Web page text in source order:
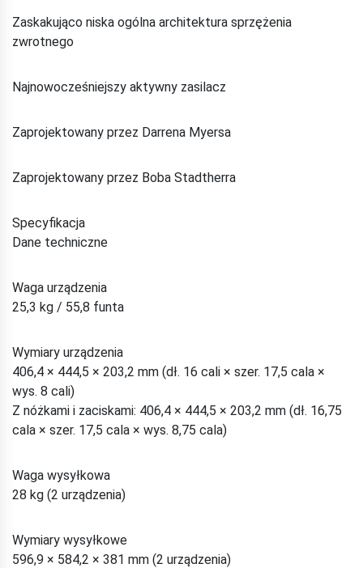
Zaskakująco niska ogólna architektura sprzężenia
zwrotnego
Najnowocześniejszy aktywny zasilacz
Zaprojektowany przez Darrena Myersa
Zaprojektowany przez Boba Stadtherra
Specyfikacja
Dane techniczne
Waga urządzenia
25,3 kg / 55,8 funta
Wymiary urządzenia
406,4 × 444,5 × 203,2 mm (dł. 16 cali × szer. 17,5 cala ×
wys. 8 cali)
Z nóżkami i zaciskami: 406,4 × 444,5 × 203,2 mm (dł. 16,75
cala × szer. 17,5 cala × wys. 8,75 cala)
Waga wysyłkowa
28 kg (2 urządzenia)
Wymiary wysyłkowe
596,9 × 584,2 × 381 mm (2 urządzenia)